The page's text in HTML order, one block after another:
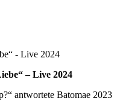
- Live 2024
– Live 2024
antwortete Batomae 2023